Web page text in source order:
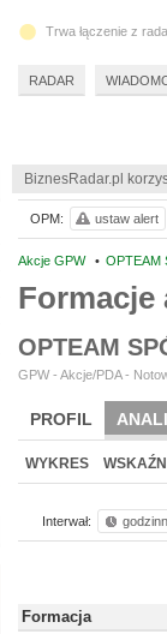
BiznesRadar.pl
Akcje GPW • OPTEAM
Formacje
OPTEAM
GPW - Akcje/PDA -
PROFIL
WYKRES
Interwał:
Formacja
OPM: ustaw alert
36
Trwa łączenie z
RADAR